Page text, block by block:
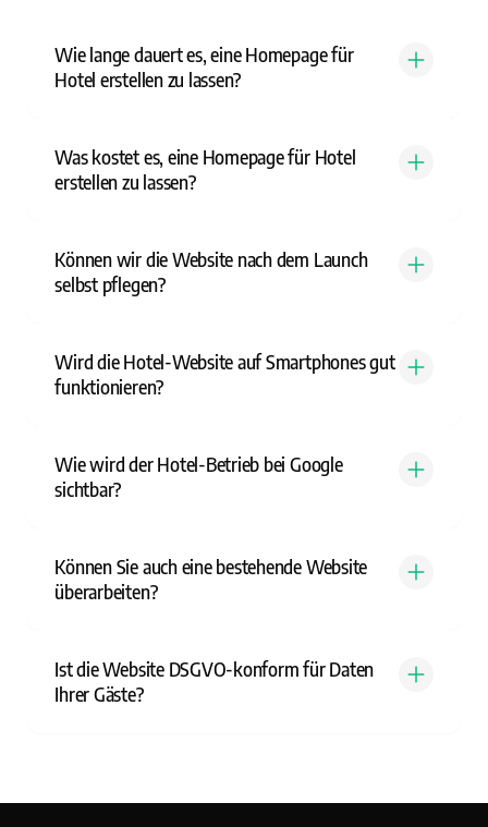
Wie lange dauert es, eine Homepage für
Hotel erstellen zu lassen?
Was kostet es, eine Homepage für Hotel
erstellen zu lassen?
Können wir die Website nach dem Launch
selbst pflegen?
Wird die Hotel-Website auf Smartphones gut
funktionieren?
Wie wird der Hotel-Betrieb bei Google
sichtbar?
Können Sie auch eine bestehende Website
überarbeiten?
Ist die Website DSGVO-konform für Daten
Ihrer Gäste?